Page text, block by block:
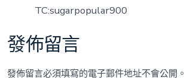
TC:sugarpopular900
發佈留言
發佈留言必須填寫的電子郵件地址不會公開。